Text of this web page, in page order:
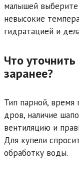
малышей
невысокие
гидратацией и
Что
заранее?
Тип парной, время
дров, наличие
вентиляцию и
Для купели
обработку воды.